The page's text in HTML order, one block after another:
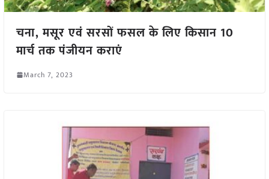
चना, मसूर एवं सरसों फसल के लिए किसान 10
मार्च तक पंजीयन कराएं
March 7, 2023